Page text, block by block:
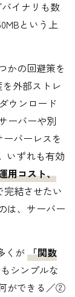
イナリも数
という上
かの回避策を
外部ストレ
ウンロード
ーバーや別
バーレスを
いずれも有効
用コスト、
完結させたい
は、サーバー
くが 「関数
シンプルな
ができる／②